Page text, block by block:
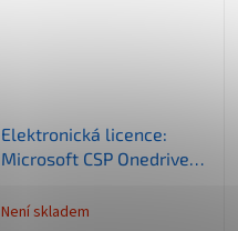
Elektronická licence:
Microsoft CSP Onedrive
předplatné 1 rok,
Není skladem